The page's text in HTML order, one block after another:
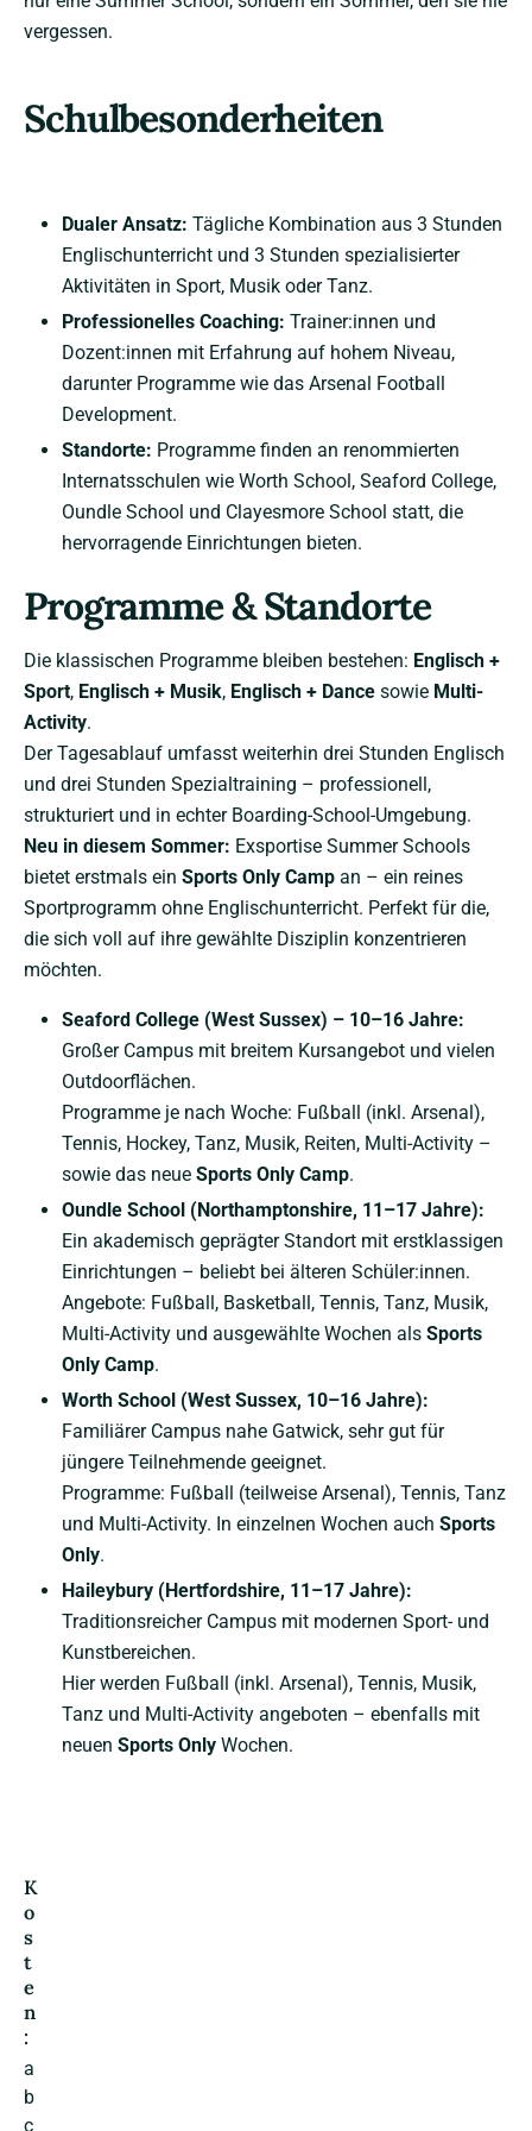
vergessen.
Schulbesonderheiten
Dualer Ansatz: Tägliche Kombination aus 3 Stunden
Englischunterricht und 3 Stunden spezialisierter
Aktivitäten in Sport, Musik oder Tanz.
Professionelles Coaching: Trainer:innen und
Dozent:innen mit Erfahrung auf hohem Niveau,
darunter Programme wie das Arsenal Football
Development.
Standorte: Programme finden an renommierten
Internatsschulen wie Worth School, Seaford College,
Oundle School und Clayesmore School statt, die
hervorragende Einrichtungen bieten.
Programme & Standorte
Die klassischen Programme bleiben bestehen: Englisch +
Sport, Englisch + Musik, Englisch + Dance sowie Multi-
Activity.
Der Tagesablauf umfasst weiterhin drei Stunden Englisch
und drei Stunden Spezialtraining – professionell,
strukturiert und in echter Boarding-School-Umgebung.
Neu in diesem Sommer: Exsportise Summer Schools
bietet erstmals ein Sports Only Camp an – ein reines
Sportprogramm ohne Englischunterricht. Perfekt für die,
die sich voll auf ihre gewählte Disziplin konzentrieren
möchten.
Seaford College (West Sussex) – 10–16 Jahre:
Großer Campus mit breitem Kursangebot und vielen
Outdoorflächen.
Programme je nach Woche: Fußball (inkl. Arsenal),
Tennis, Hockey, Tanz, Musik, Reiten, Multi-Activity –
sowie das neue Sports Only Camp.
Oundle School (Northamptonshire, 11–17 Jahre):
Ein akademisch geprägter Standort mit erstklassigen
Einrichtungen – beliebt bei älteren Schüler:innen.
Angebote: Fußball, Basketball, Tennis, Tanz, Musik,
Multi-Activity und ausgewählte Wochen als Sports
Only Camp.
Worth School (West Sussex, 10–16 Jahre):
Familiärer Campus nahe Gatwick, sehr gut für
jüngere Teilnehmende geeignet.
Programme: Fußball (teilweise Arsenal), Tennis, Tanz
und Multi-Activity. In einzelnen Wochen auch Sports
Only.
Haileybury (Hertfordshire, 11–17 Jahre):
Traditionsreicher Campus mit modernen Sport- und
Kunstbereichen.
Hier werden Fußball (inkl. Arsenal), Tennis, Musik,
Tanz und Multi-Activity angeboten – ebenfalls mit
neuen Sports Only Wochen.
K
o
s
t
e
n
:
a
b